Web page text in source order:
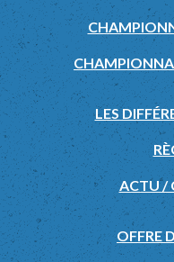
LES
ACTU /
OFFRE